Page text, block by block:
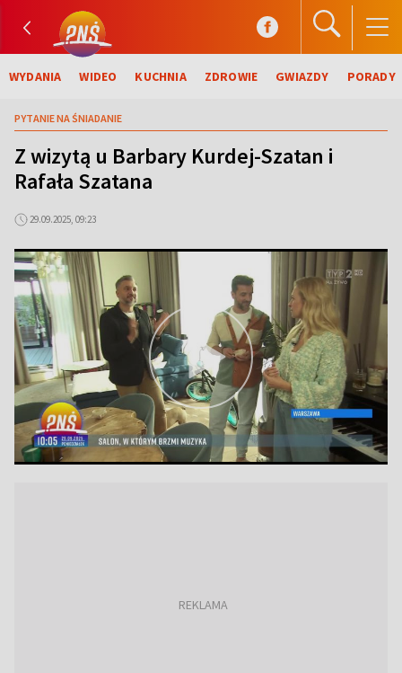
WYDANIA WIDEO KUCHNIA ZDROWIE GWIAZDY PORADY
PYTANIE NA ŚNIADANIE
Z wizytą u Barbary Kurdej-Szatan i
Rafała Szatana
29.09.2025, 09:23